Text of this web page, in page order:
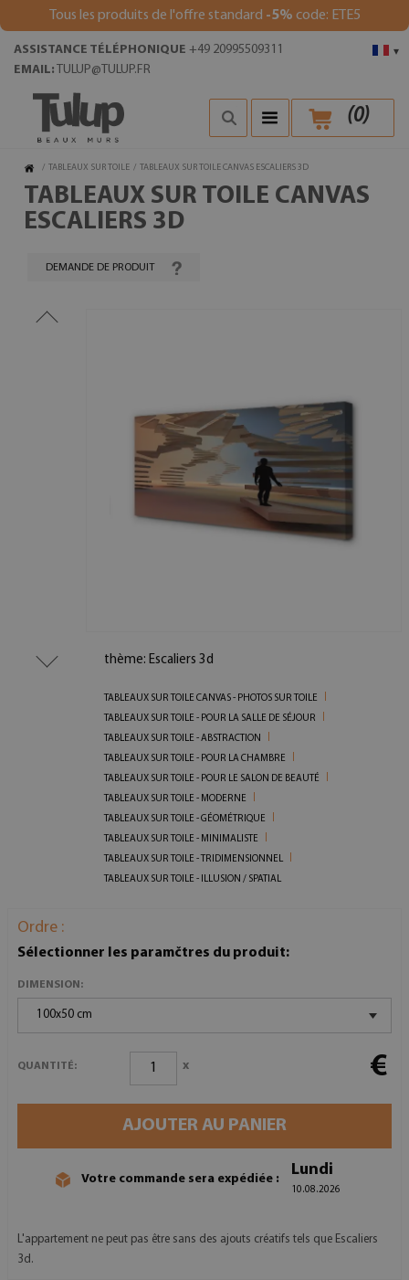
Tous les produits de l'offre standard -5% code: ETE5
▾
ASSISTANCE TÉLÉPHONIQUE +49 20995509311
EMAIL: TULUP@TULUP.FR
(0)
/ TABLEAUX SUR TOILE / TABLEAUX SUR TOILE CANVAS ESCALIERS 3D
TABLEAUX SUR TOILE CANVAS
ESCALIERS 3D
DEMANDE DE PRODUIT
thème: Escaliers 3d
TABLEAUX SUR TOILE CANVAS - PHOTOS SUR TOILE
TABLEAUX SUR TOILE - POUR LA SALLE DE SÉJOUR
TABLEAUX SUR TOILE - ABSTRACTION
TABLEAUX SUR TOILE - POUR LA CHAMBRE
TABLEAUX SUR TOILE - POUR LE SALON DE BEAUTÉ
TABLEAUX SUR TOILE - MODERNE
TABLEAUX SUR TOILE - GÉOMÉTRIQUE
TABLEAUX SUR TOILE - MINIMALISTE
TABLEAUX SUR TOILE - TRIDIMENSIONNEL
TABLEAUX SUR TOILE - ILLUSION / SPATIAL
Ordre :
Sélectionner les paramčtres du produit:
DIMENSION:
100x50 cm
QUANTITÉ: x €
AJOUTER AU PANIER
Votre commande sera expédiée :
Lundi
10.08.2026
L'appartement ne peut pas être sans des ajouts créatifs tels que Escaliers
3d.